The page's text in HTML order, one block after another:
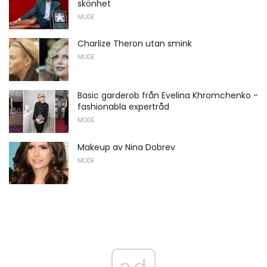
skönhet
MODE
Charlize Theron utan smink
MODE
Basic garderob från Evelina Khromchenko -
fashionabla expertråd
MODE
Makeup av Nina Dobrev
MODE